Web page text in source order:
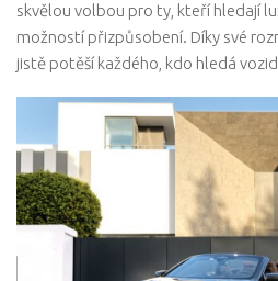
skvělou volbou pro ty, kteří hledají
možností přizpůsobení. Díky své
jistě potěší každého, kdo hledá